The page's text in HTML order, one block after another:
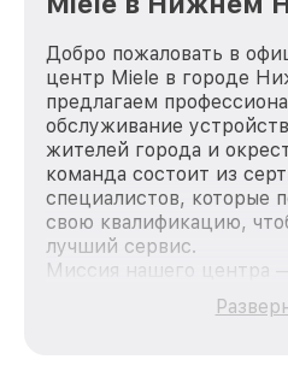
Добро пожаловать в
центр Miele в городе
предлагаем
обслуживание
жителей города и
команда состоит из
специалистов, которые
свою квалификацию,
лучший сервис.
Миссия нашего центра
качественный и
каждого пользователя